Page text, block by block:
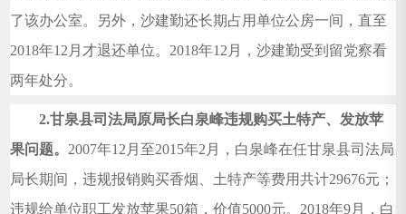
了该办公室。另外，沙建勤还长期占用单位公房一间，直至
2018年12月才退还单位。2018年12月，沙建勤受到留党察看
两年处分。
2.甘泉县司法局原局长白泉峰违规购买土特产、发放苹
果问题。 2007年12月至2015年2月，白泉峰在任甘泉县司法局
局长期间，违规报销购买香烟、土特产等费用共计29676元；
违规给单位职工发放苹果50箱，价值5000元。2018年9月，白